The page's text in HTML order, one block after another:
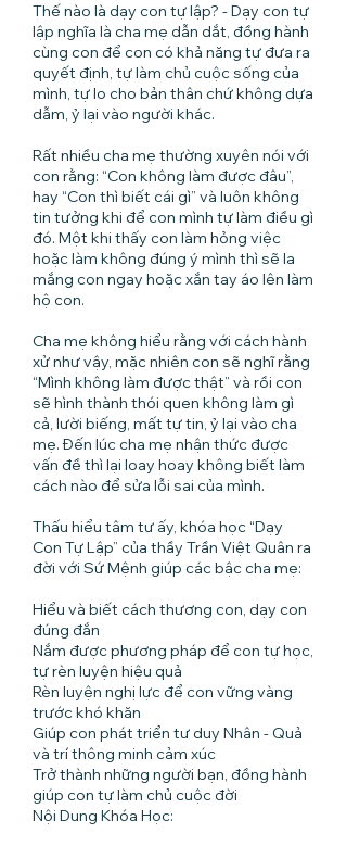
Thế nào là dạy con tự lập? - Dạy con tự
lập nghĩa là cha mẹ dẫn dắt, đồng hành
cùng con để con có khả năng tự đưa ra
quyết định, tự làm chủ cuộc sống của
mình, tự lo cho bản thân chứ không dựa
dẫm, ỷ lại vào người khác.
Rất nhiều cha mẹ thường xuyên nói với
con rằng: “Con không làm được đâu”,
hay “Con thì biết cái gì” và luôn không
tin tưởng khi để con mình tự làm điều gì
đó. Một khi thấy con làm hỏng việc
hoặc làm không đúng ý mình thì sẽ la
mắng con ngay hoặc xắn tay áo lên làm
hộ con.
Cha mẹ không hiểu rằng với cách hành
xử như vậy, mặc nhiên con sẽ nghĩ rằng
“Mình không làm được thật” và rồi con
sẽ hình thành thói quen không làm gì
cả, lười biếng, mất tự tin, ỷ lại vào cha
mẹ. Đến lúc cha mẹ nhận thức được
vấn đề thì lại loay hoay không biết làm
cách nào để sửa lỗi sai của mình.
Thấu hiểu tâm tư ấy, khóa học “Dạy
Con Tự Lập” của thầy Trần Việt Quân ra
đời với Sứ Mệnh giúp các bậc cha mẹ:
Hiểu và biết cách thương con, dạy con
đúng đắn
Nắm được phương pháp để con tự học,
tự rèn luyện hiệu quả
Rèn luyện nghị lực để con vững vàng
trước khó khăn
Giúp con phát triển tư duy Nhân - Quả
và trí thông minh cảm xúc
Trở thành những người bạn, đồng hành
giúp con tự làm chủ cuộc đời
Nội Dung Khóa Học: